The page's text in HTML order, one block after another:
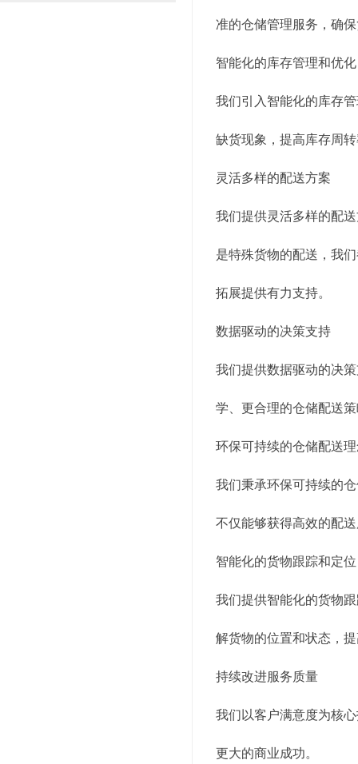
准的仓储管理服务，确
智能化的库存管理和优化
我们引入智能化的库存
缺货现象，提高库存周
灵活多样的配送方案
我们提供灵活多样的配
是特殊货物的配送，我
拓展提供有力支持。
数据驱动的决策支持
我们提供数据驱动的决
学、更合理的仓储配送
环保可持续的仓储配送
我们秉承环保可持续的
不仅能够获得高效的配
智能化的货物跟踪和定位
我们提供智能化的货物
解货物的位置和状态，
持续改进服务质量
我们以客户满意度为核
更大的商业成功。